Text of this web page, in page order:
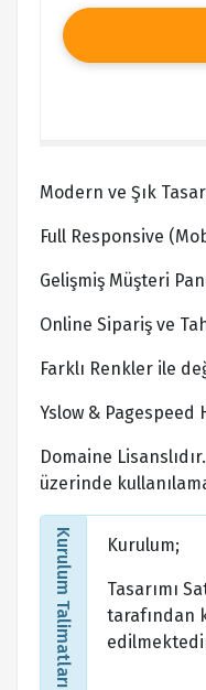
Modern ve Şık
Full Responsive
Gelişmiş Müşteri
Online Sipariş ve
Farklı Renkler ile
Yslow & Pagespeed
Domaine
üzerinde
Kurulum Talimatları Kurulum;
Tasarımı
tarafından